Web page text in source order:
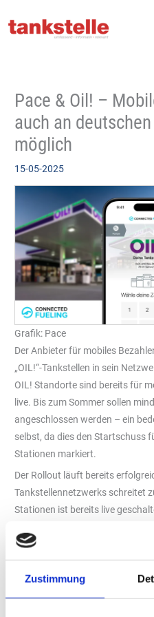
Zustimmung
Inhalt
Pace & Oil! –
auch an
möglich
15-05-2025
Grafik: Pace
Der Anbieter für mobiles
„OIL!“-Tankstellen in sein
OIL! Standorte sind bereits für
live. Bis zum Sommer sollen
angeschlossen werden – ein
selbst, da dies den Startschuss
Stationen markiert.
Der Rollout läuft bereits
Tankstellennetzwerks schreitet
Stationen ist bereits live
Einführung von „Pace Pay“
Bezahlmöglichkeiten von DKV
integriert. Damit profitieren
Geschäftskunden mit